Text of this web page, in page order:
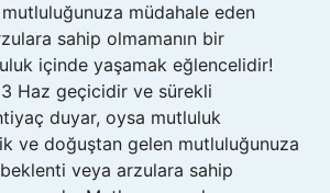
müdahale eden
sahip olmamanın bir
içinde yaşamak eğlencelidir!
Haz geçicidir ve sürekli
duyar, oysa mutluluk
ve doğuştan gelen mutluluğunuza
veya arzulara sahip